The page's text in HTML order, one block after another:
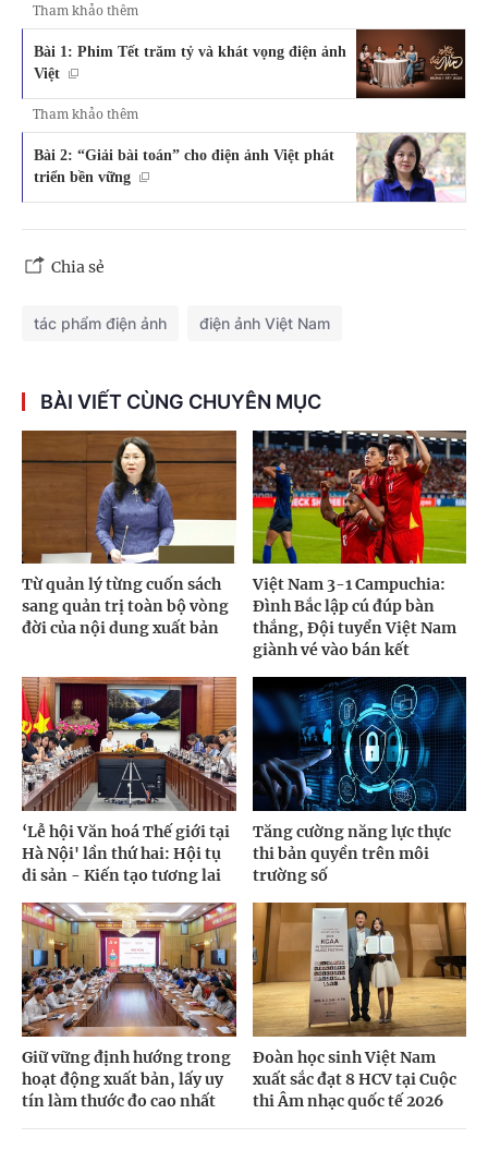
Tham khảo thêm
Bài 1: Phim Tết trăm tỷ và khát vọng điện ảnh
Việt
Tham khảo thêm
Bài 2: “Giải bài toán” cho điện ảnh Việt phát
triển bền vững
Chia sẻ
tác phẩm điện ảnh điện ảnh Việt Nam
BÀI VIẾT CÙNG CHUYÊN MỤC
Từ quản lý từng cuốn sách
sang quản trị toàn bộ vòng
đời của nội dung xuất bản
Việt Nam 3-1 Campuchia:
Đình Bắc lập cú đúp bàn
thắng, Đội tuyển Việt Nam
giành vé vào bán kết
‘Lễ hội Văn hoá Thế giới tại
Hà Nội' lần thứ hai: Hội tụ
di sản - Kiến tạo tương lai
Tăng cường năng lực thực
thi bản quyền trên môi
trường số
Giữ vững định hướng trong
hoạt động xuất bản, lấy uy
tín làm thước đo cao nhất
Đoàn học sinh Việt Nam
xuất sắc đạt 8 HCV tại Cuộc
thi Âm nhạc quốc tế 2026